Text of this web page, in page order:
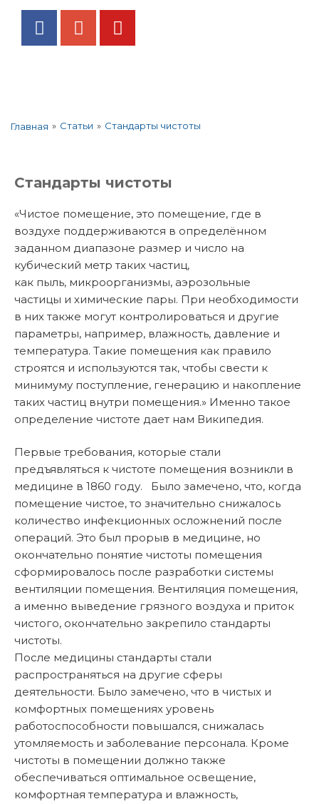
Главная » Статьи » Стандарты чистоты
Стандарты чистоты
«Чистое помещение, это помещение, где в
воздухе поддерживаются в определённом
заданном диапазоне размер и число на
кубический метр таких частиц,
как пыль, микроорганизмы, аэрозольные
частицы и химические пары. При необходимости
в них также могут контролироваться и другие
параметры, например, влажность, давление и
температура. Такие помещения как правило
строятся и используются так, чтобы свести к
минимуму поступление, генерацию и накопление
таких частиц внутри помещения.» Именно такое
определение чистоте дает нам Википедия.
Первые требования, которые стали
предъявляться к чистоте помещения возникли в
медицине в 1860 году. Было замечено, что, когда
помещение чистое, то значительно снижалось
количество инфекционных осложнений после
операций. Это был прорыв в медицине, но
окончательно понятие чистоты помещения
сформировалось после разработки системы
вентиляции помещения. Вентиляция помещения,
а именно выведение грязного воздуха и приток
чистого, окончательно закрепило стандарты
чистоты.
После медицины стандарты стали
распространяться на другие сферы
деятельности. Было замечено, что в чистых и
комфортных помещениях уровень
работоспособности повышался, снижалась
утомляемость и заболевание персонала. Кроме
чистоты в помещении должно также
обеспечиваться оптимальное освещение,
комфортная температура и влажность,